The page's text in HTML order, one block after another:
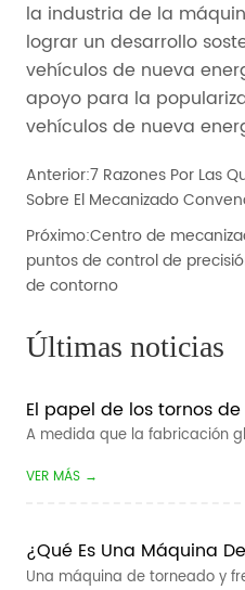
Anterior:7 Razones Por Las
Sobre El Mecanizado
Próximo:Centro de
puntos de control de
de contorno
Últimas noticias
El papel de los tornos
pandillas en la
A medida que la fabricación
mayor eficiencia, tiempos de
producción más flexible, la
mecanizado CNC. Para los
VER MÁS →
¿Qué Es Una Máquina
CNC?
Una máquina de torneado y